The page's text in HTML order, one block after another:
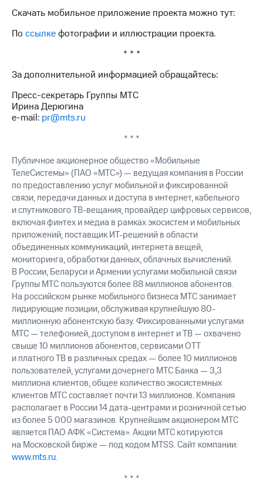
Скачать мобильное приложение проекта можно тут:
По ссылкефотографии и иллюстрации проекта.
* * *
За дополнительной информацией обращайтесь:
Пресс-секретарь Группы МТС
Ирина Дерюгина
e-mail: pr@mts.ru
* * *
Публичное акционерное общество «Мобильные
ТелеСистемы» (ПАО «МТС») — ведущая компания в России
по предоставлению услуг мобильной и фиксированной
связи, передачи данных и доступа в интернет, кабельного
и спутникового ТВ-вещания; провайдер цифровых сервисов,
включая финтех и медиа в рамках экосистем и мобильных
приложений; поставщик ИТ-решений в области
объединенных коммуникаций, интернета вещей,
мониторинга, обработки данных, облачных вычислений.
В России, Беларуси и Армении услугами мобильной связи
Группы МТС пользуются более 88 миллионов абонентов.
На российском рынке мобильного бизнеса МТС занимает
лидирующие позиции, обслуживая крупнейшую 80-
миллионную абонентскую базу. Фиксированными услугами
МТС — телефонией, доступом в интернет и ТВ — охвачено
свыше 10 миллионов абонентов, сервисами OTT
и платного ТВ в различных средах — более 10 миллионов
пользователей, услугами дочернего МТС Банка — 3,3
миллиона клиентов, общее количество экосистемных
клиентов МТС составляет почти 13 миллионов. Компания
располагает в России 14 дата-центрами и розничной сетью
из более 5 000 магазинов. Крупнейшим акционером МТС
является ПАО АФК «Система». Акции МТС котируются
на Московской бирже — под кодом MTSS. Сайт компании:
www.mts.ru.
* * *